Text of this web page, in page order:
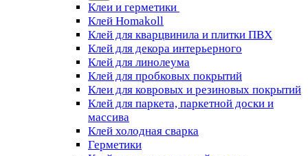
Клеи и герметики
Клей Homakoll
Клей для кварцвинила и плитки ПВХ
Клей для декора интерьерного
Клей для линолеума
Клей для пробковых покрытий
Клеи для ковровых и резиновых покрытий
Клей для паркета, паркетной доски и
массива
Клей холодная сварка
Герметики